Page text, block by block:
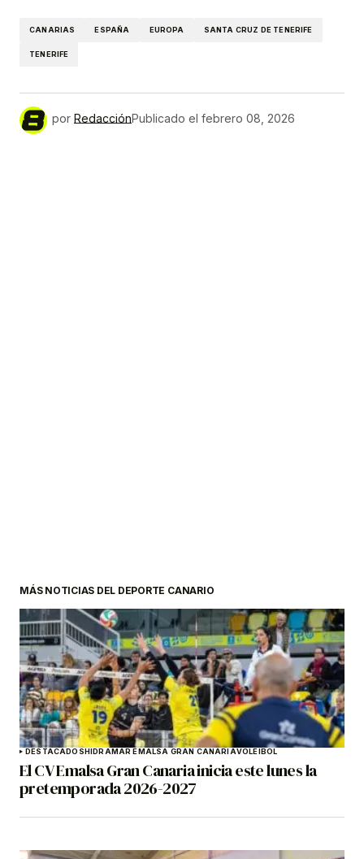
CANARIAS ESPAÑA EUROPA SANTA CRUZ DE TENERIFE
TENERIFE
por RedacciónPublicado el febrero 08, 2026
MÁS NOTICIAS DEL DEPORTE CANARIO
DESTACADOSHIDRAMAR EMALSA GRAN CANARIAVOLEIBOL
El CV Emalsa Gran Canaria inicia este lunes la
pretemporada 2026-2027